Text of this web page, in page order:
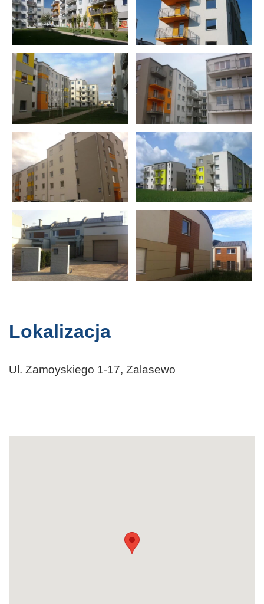
Lokalizacja
Ul. Zamoyskiego 1-17, Zalasewo